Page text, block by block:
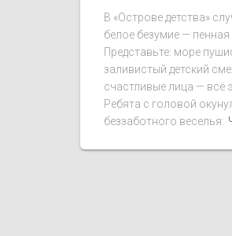
В «Острове детства»
белое безумие — пенная
Представьте: море
заливистый детский
счастливые лица — всё
Ребята с головой
беззаботного веселья: